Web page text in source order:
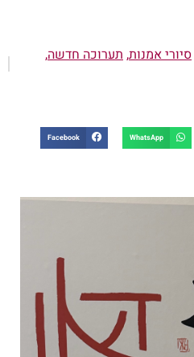
סיורי אמנות, תערוכה חדשה,
WhatsApp
Facebook